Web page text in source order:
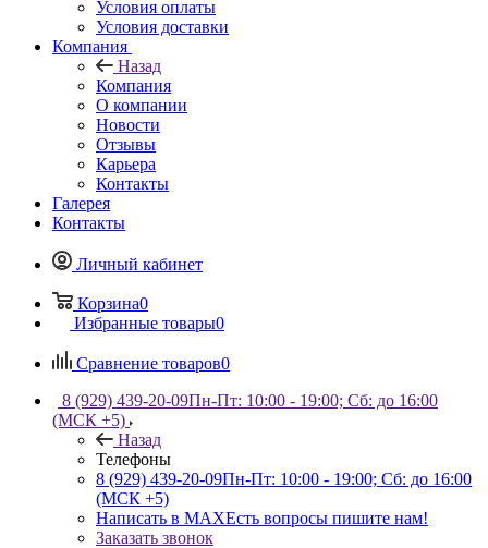
Условия оплаты
Условия доставки
Компания
Назад
Компания
О компании
Новости
Отзывы
Карьера
Контакты
Галерея
Контакты
Личный кабинет
Корзина0
Избранные товары0
Сравнение товаров0
8 (929) 439-20-09Пн-Пт: 10:00 - 19:00; Сб: до 16:00
(МСК +5)
Назад
Телефоны
8 (929) 439-20-09Пн-Пт: 10:00 - 19:00; Сб: до 16:00
(МСК +5)
Написать в MAXЕсть вопросы пишите нам!
Заказать звонок